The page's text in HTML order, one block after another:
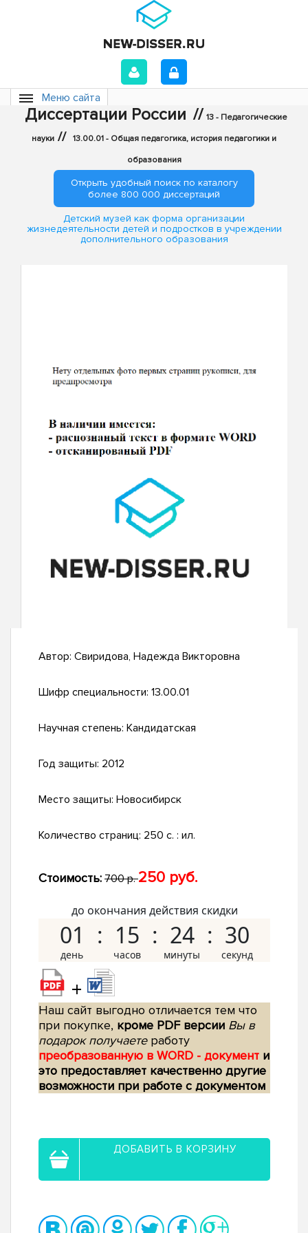
Меню сайта
Диссертации России // 13 - Педагогические
науки // 13.00.01 - Общая педагогика, история педагогики и
образования
Открыть удобный поиск по каталогу
более 800 000 диссертаций
Детский музей как форма организации
жизнедеятельности детей и подростков в учреждении
дополнительного образования
Автор: Свиридова, Надежда Викторовна
Шифр специальности: 13.00.01
Научная степень: Кандидатская
Год защиты: 2012
Место защиты: Новосибирск
Количество страниц: 250 с. : ил.
Стоимость: 700 р.250 руб.
до окончания действия скидки
01 15 24 29
+
Наш сайт выгодно отличается тем что
при покупке, кроме PDF версии Вы в
подарок получаетеработу
преобразованную в WORD - документ и
это предоставляет качественно другие
возможности при работе с документом
ДОБАВИТЬ В КОРЗИНУ